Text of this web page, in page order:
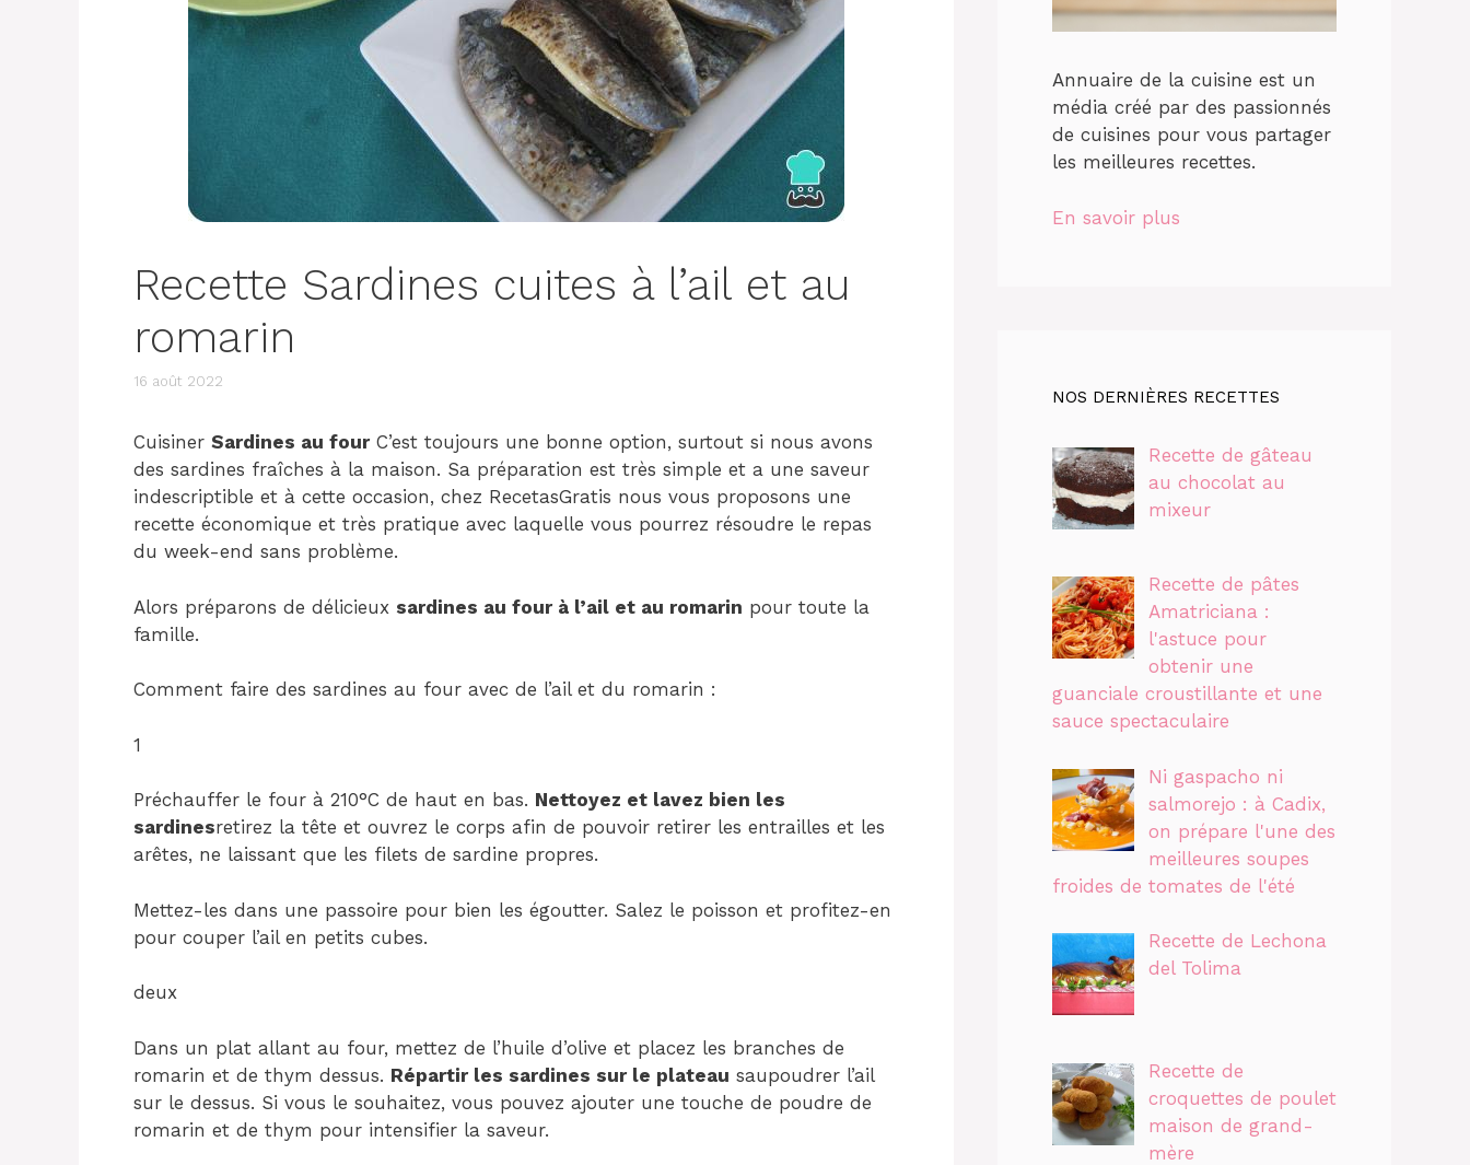
Recette Sardines cuites à l’ail et au
romarin
16 août 2022
Cuisiner Sardines au fourC’est toujours une bonne option, surtout si nous avons
des sardines fraîches à la maison. Sa préparation est très simple et a une saveur
indescriptible et à cette occasion, chez RecetasGratis nous vous proposons une
recette économique et très pratique avec laquelle vous pourrez résoudre le repas
du week-end sans problème.
Alors préparons de délicieux sardines au four à l’ail et au romarin pour toute la
famille.
Comment faire des sardines au four avec de l’ail et du romarin :
1
Préchauffer le four à 210°C de haut en bas. Nettoyez et lavez bien les
sardinesretirez la tête et ouvrez le corps afin de pouvoir retirer les entrailles et les
arêtes, ne laissant que les filets de sardine propres.
Mettez-les dans une passoire pour bien les égoutter. Salez le poisson et profitez-en
pour couper l’ail en petits cubes.
deux
Dans un plat allant au four, mettez de l’huile d’olive et placez les branches de
romarin et de thym dessus. Répartir les sardines sur le plateau saupoudrer l’ail
sur le dessus. Si vous le souhaitez, vous pouvez ajouter une touche de poudre de
romarin et de thym pour intensifier la saveur.
Annuaire de la cuisine est un
média créé par des passionnés
de cuisines pour vous partager
les meilleures recettes.
En savoir plus
NOS DERNIÈRES RECETTES
Recette de gâteau
au chocolat au
mixeur
Recette de pâtes
Amatriciana :
l'astuce pour
obtenir une
guanciale croustillante et une
sauce spectaculaire
Ni gaspacho ni
salmorejo : à Cadix,
on prépare l'une des
meilleures soupes
froides de tomates de l'été
Recette de Lechona
del Tolima
Recette de
croquettes de poulet
maison de grand-
mère